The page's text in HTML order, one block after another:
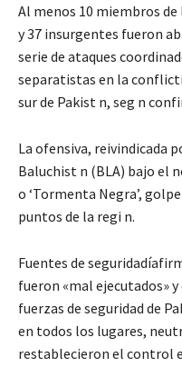
Al menos 10 miembros
y 37 insurgentes fueron
serie de ataques
separatistas en la
sur de Pakist n, seg n
La ofensiva, reivindicada
Baluchist n (BLA) bajo el
o ‘Tormenta Negra’,
puntos de la regi n.
Fuentes de
fueron «mal ejecutados»
fuerzas de seguridad de
en todos los lugares,
restablecieron el control